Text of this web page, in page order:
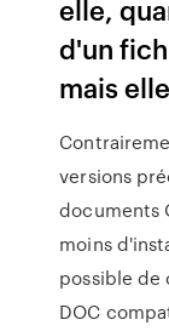
elle,
d'un
mais
versions
documents
moins
possible de
DOC